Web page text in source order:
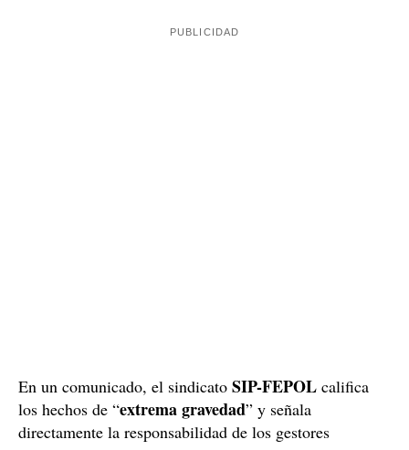
En un comunicado, el sindicato SIP-FEPOL califica
los hechos de “extrema gravedad” y señala
directamente la responsabilidad de los gestores